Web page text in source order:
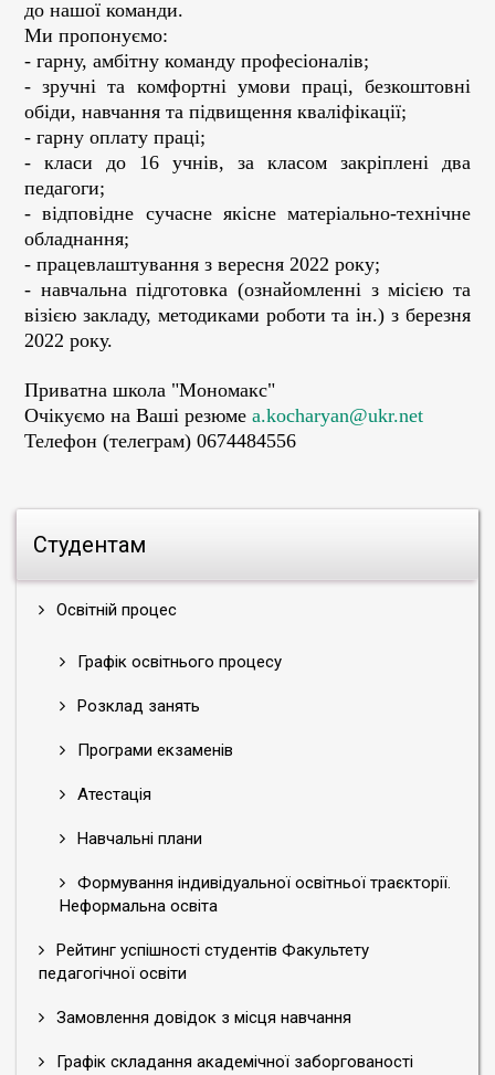
Студентам
Освітній процес
Графік освітнього процесу
Розклад занять
Програми екзаменів
Атестація
Навчальні плани
Формування індивідуальної освітньої траєкторії.
Неформальна освіта
Рейтинг успішності студентів Факультету
педагогічної освіти
Замовлення довідок з місця навчання
Графік складання академічної заборгованості
до нашої команди.
Ми пропонуємо:
- гарну, амбітну команду професіоналів;
- зручні та комфортні умови праці, безкоштовні
обіди, навчання та підвищення кваліфікації;
- гарну оплату праці;
- класи до 16 учнів, за класом закріплені два
педагоги;
- відповідне сучасне якісне матеріально-технічне
обладнання;
- працевлаштування з вересня 2022 року;
- навчальна підготовка (ознайомленні з місією та
візією закладу, методиками роботи та ін.) з березня
2022 року.
Приватна школа "Мономакс"
Очікуємо на Ваші резюме a.kocharyan@ukr.net
Телефон (телеграм) 0674484556